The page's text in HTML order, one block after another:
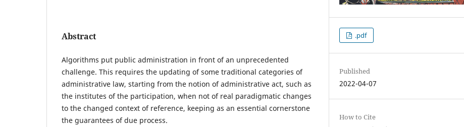
Abstract
Algorithms put public administration in front of an unprecedented
challenge. This requires the updating of some traditional categories of
administrative law, starting from the notion of administrative act, such as
the institutes of the participation, when not of real paradigmatic changes
to the changed context of reference, keeping as an essential cornerstone
the guarantees of due process.
.pdf
Published
2022-04-07
How to Cite